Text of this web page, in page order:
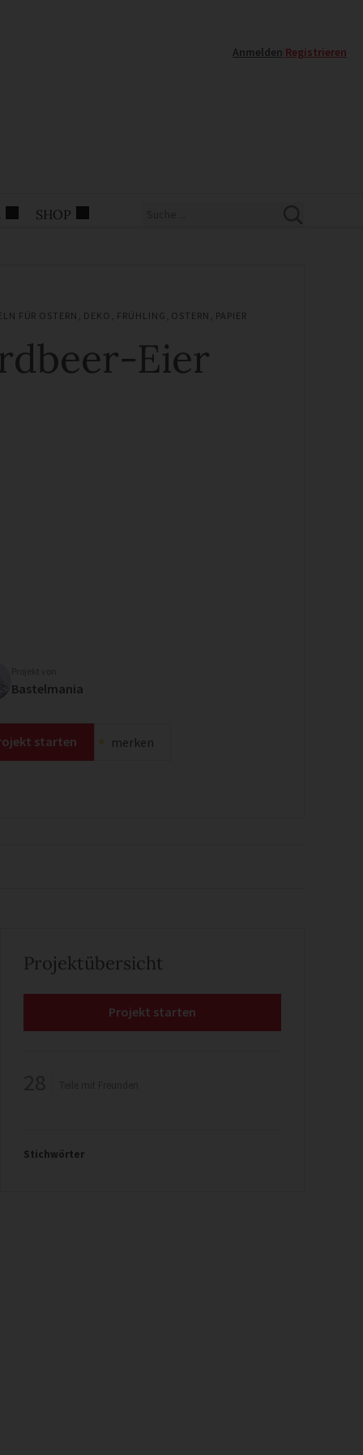
Anmelden Registrieren
SHOP
FÜR OSTERN DEKO FRÜHLING OSTERN PAPIER
Eier
Bastelmania
starten merken
Projektübersicht
Projekt starten
Stichwörter